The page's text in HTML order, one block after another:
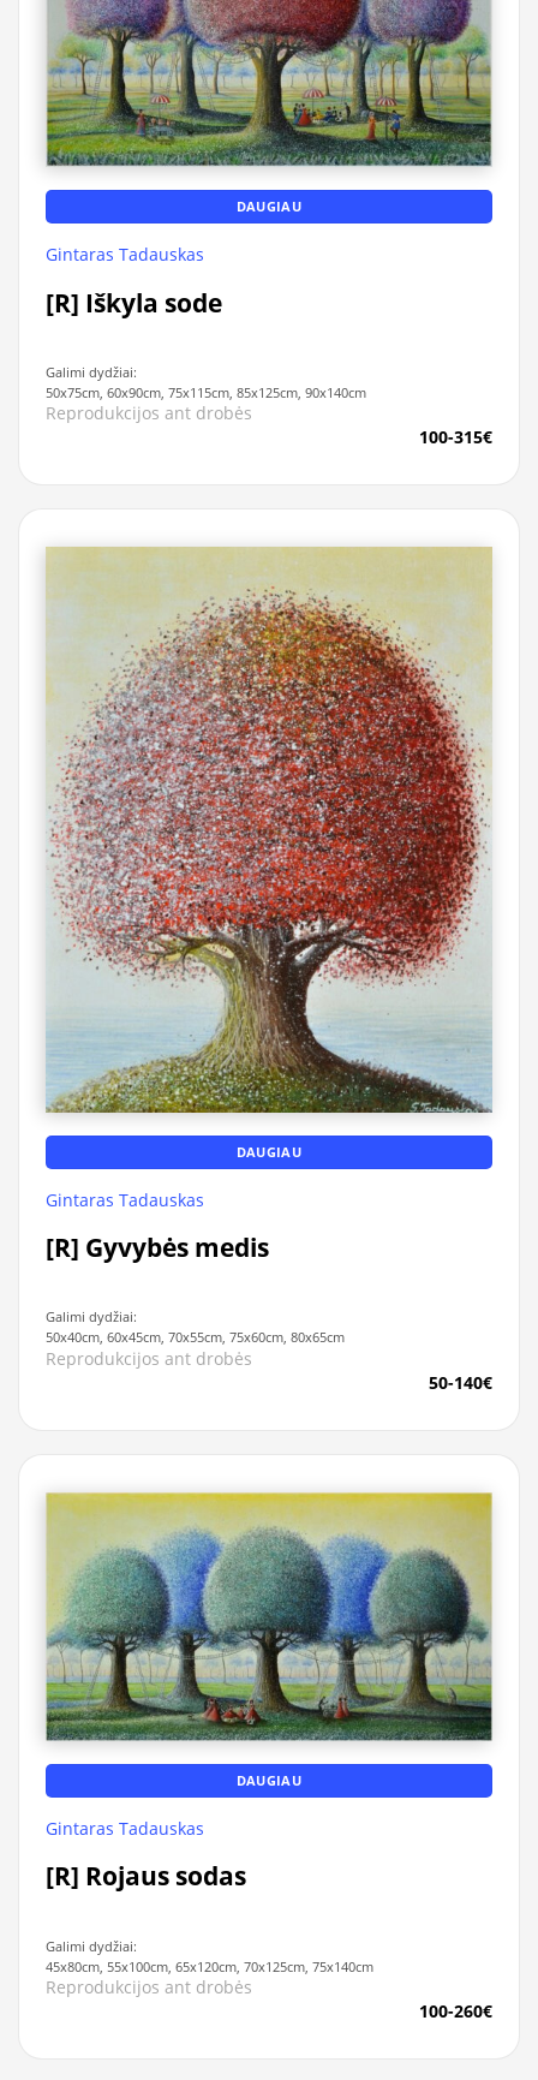
DAUGIAU
Gintaras Tadauskas
[R] Iškyla sode
Galimi dydžiai:
50x75cm, 60x90cm, 75x115cm, 85x125cm, 90x140cm
Reprodukcijos ant drobės
100-315€
DAUGIAU
Gintaras Tadauskas
[R] Gyvybės medis
Galimi dydžiai:
50x40cm, 60x45cm, 70x55cm, 75x60cm, 80x65cm
Reprodukcijos ant drobės
50-140€
DAUGIAU
Gintaras Tadauskas
[R] Rojaus sodas
Galimi dydžiai:
45x80cm, 55x100cm, 65x120cm, 70x125cm, 75x140cm
Reprodukcijos ant drobės
100-260€